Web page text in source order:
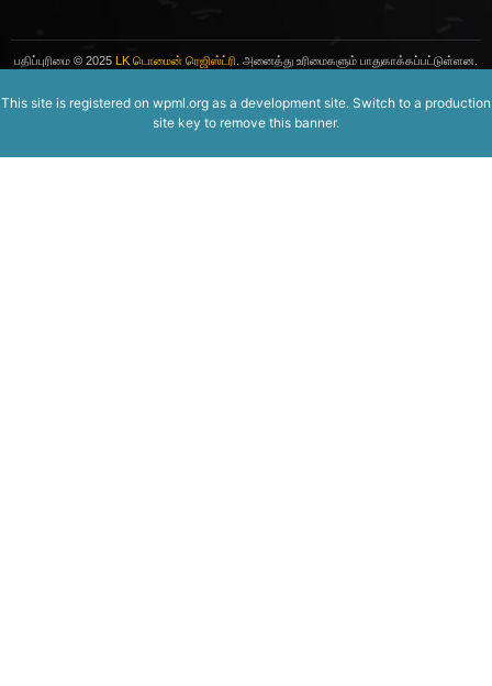
பதிப்புரிமை © 2025 LK டொமைன் ரெஜிஸ்ட்ரி. அனைத்து உரிமைகளும் பாதுகாக்கப்பட்டுள்ளன.
This site is registered on wpml.org as a development site. Switch to a production
site key to remove this banner.